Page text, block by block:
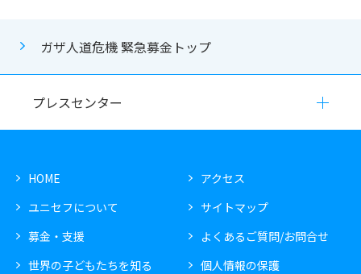
ガザ人道危機 緊急募金トップ
プレスセンター
HOME
ユニセフについて
募金・支援
世界の子どもたちを知る
アクセス
サイトマップ
よくあるご質問/お問合せ
個人情報の保護